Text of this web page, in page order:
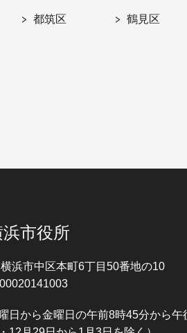
都筑区 鶴見区
市役所
横浜市中区本町6丁目50番地の10
日から金曜日の午前8時45分から午